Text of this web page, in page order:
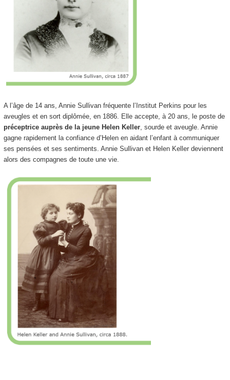
A l’âge de 14 ans, Annie Sullivan fréquente l’Institut Perkins pour les
aveugles et en sort diplômée, en 1886. Elle accepte, à 20 ans, le poste de
préceptrice auprès de la jeune Helen Keller, sourde et aveugle. Annie
gagne rapidement la confiance d’Helen en aidant l’enfant à communiquer
ses pensées et ses sentiments. Annie Sullivan et Helen Keller deviennent
alors des compagnes de toute une vie.